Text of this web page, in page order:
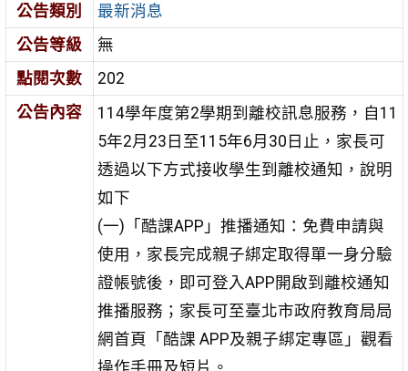
公告類別
最新消息
公告等級
無
點閱次數
202
公告內容
114學年度第2學期到離校訊息服務，自11
5年2月23日至115年6月30日止，家長可
透過以下方式接收學生到離校通知，說明
如下
(一)「酷課APP」推播通知：免費申請與
使用，家長完成親子綁定取得單一身分驗
證帳號後，即可登入APP開啟到離校通知
推播服務；家長可至臺北市政府教育局局
網首頁「酷課 APP及親子綁定專區」觀看
操作手冊及短片。